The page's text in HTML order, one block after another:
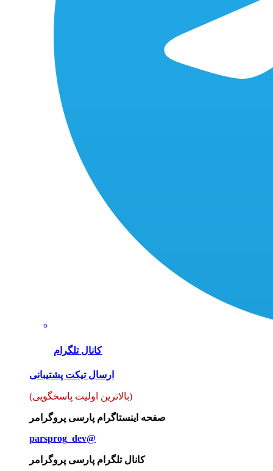
کانال تلگرام
ارسال تیکت پشتیبانی
(بالاترین اولیت پاسخگویی)
صفحه اینستاگرام پارسی پروگرامر
parsprog_dev@
کانال تلگرام پارسی پروگرامر